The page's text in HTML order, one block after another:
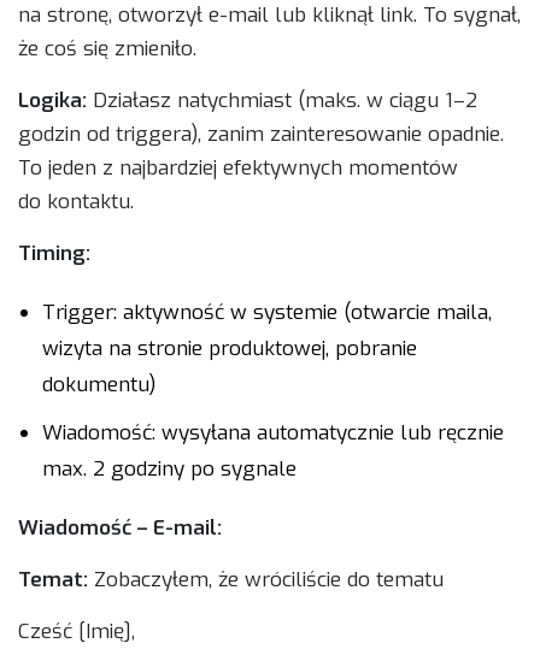
na stronę, otworzył e-mail lub kliknął link. To sygnał,
że coś się zmieniło.
Logika: Działasz natychmiast (maks. w ciągu 1–2
godzin od triggera), zanim zainteresowanie opadnie.
To jeden z najbardziej efektywnych momentów
do kontaktu.
Timing:
Trigger: aktywność w systemie (otwarcie maila,
wizyta na stronie produktowej, pobranie
dokumentu)
Wiadomość: wysyłana automatycznie lub ręcznie
max. 2 godziny po sygnale
Wiadomość – E-mail:
Temat: Zobaczyłem, że wróciliście do tematu
Cześć [Imię],